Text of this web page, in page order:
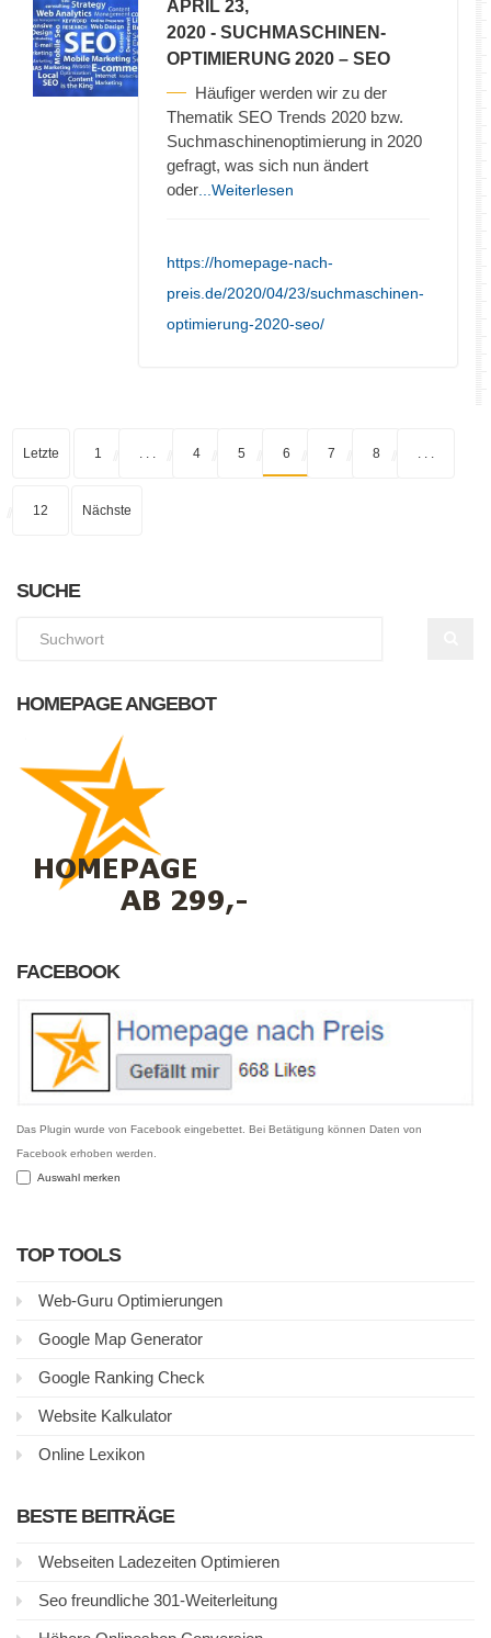
APRIL 23,
2020 - SUCHMASCHINEN-
OPTIMIERUNG 2020 – SEO
Häufiger werden wir zu der
Thematik SEO Trends 2020 bzw.
Suchmaschinenoptimierung in 2020
gefragt, was sich nun ändert
oder ...Weiterlesen
https://homepage-nach-
preis.de/2020/04/23/suchmaschinen-
optimierung-2020-seo/
Letzte 1 4 5 6 7 8
12 Nächste
SUCHE
HOMEPAGE ANGEBOT
FACEBOOK
Das Plugin wurde von Facebook eingebettet. Bei Betätigung können Daten von
Facebook erhoben werden.
Auswahl merken
TOP TOOLS
Web-Guru Optimierungen
Google Map Generator
Google Ranking Check
Website Kalkulator
Online Lexikon
BESTE BEITRÄGE
Webseiten Ladezeiten Optimieren
Seo freundliche 301-Weiterleitung